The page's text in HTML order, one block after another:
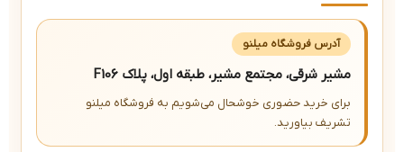
آدرس فروشگاه میلنو
مشیر شرقی، مجتمع مشیر، طبقه اول، پلاک F106
برای خرید حضوری خوشحال می‌شویم به فروشگاه میلنو
تشریف بیاورید.